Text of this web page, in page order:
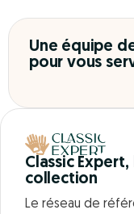
Une équipe
pour vous
Classic
collection
Le réseau de